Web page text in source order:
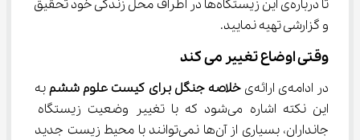
تا درباره‌ی این زیستگاه‌ها در اطراف محل زندگی خود تحقیق
و گزارشی تهیه نمایید.
وقتی اوضاع تغییر می کند
در ادامه‌ی ارائه‌ی خلاصه جنگل برای کیست علوم ششم به
این نکته اشاره می‌شود که با تغییر وضعیت زیستگاه
جانداران، بسیاری از آن‌ها نمی‌توانند با محیط زیست جدید